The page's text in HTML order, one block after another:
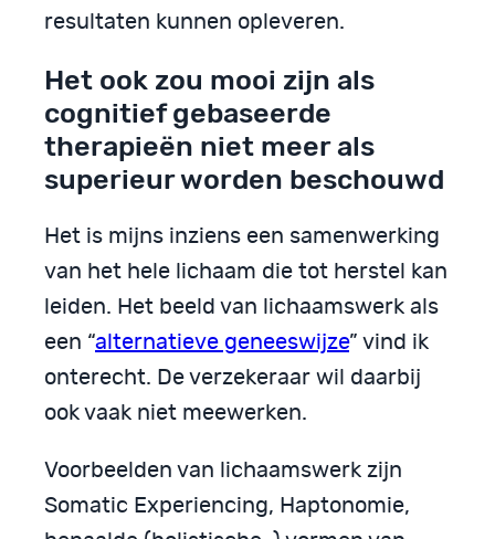
resultaten kunnen opleveren.
Het ook zou mooi zijn als
cognitief gebaseerde
therapieën niet meer als
superieur worden beschouwd
Het is mijns inziens een samenwerking
van het hele lichaam die tot herstel kan
leiden. Het beeld van lichaamswerk als
een “alternatieve geneeswijze” vind ik
onterecht. De verzekeraar wil daarbij
ook vaak niet meewerken.
Voorbeelden van lichaamswerk zijn
Somatic Experiencing, Haptonomie,